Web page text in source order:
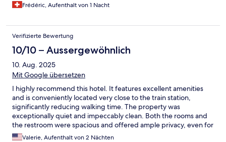
Frédéric, Aufenthalt von 1 Nacht
Verifizierte Bewertung
10/10 – Aussergewöhnlich
10. Aug. 2025
Mit Google übersetzen
I highly recommend this hotel. It features excellent amenities
and is conveniently located very close to the train station,
significantly reducing walking time. The property was
exceptionally quiet and impeccably clean. Both the rooms and
the restroom were spacious and offered ample privacy, even for
a large group.
Valerie, Aufenthalt von 2 Nächten